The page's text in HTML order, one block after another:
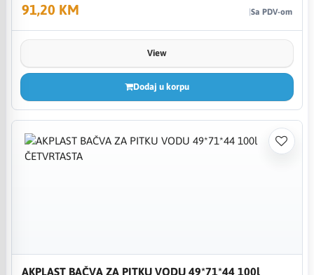
91,20 KM Sa PDV-om
View
Dodaj u korpu
AKPLAST BAČVA ZA PITKU VODU 49*71*44 100l